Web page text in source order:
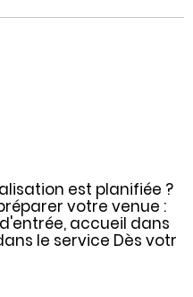
est planifiée ?
votre venue :
accueil dans
le service Dès votr